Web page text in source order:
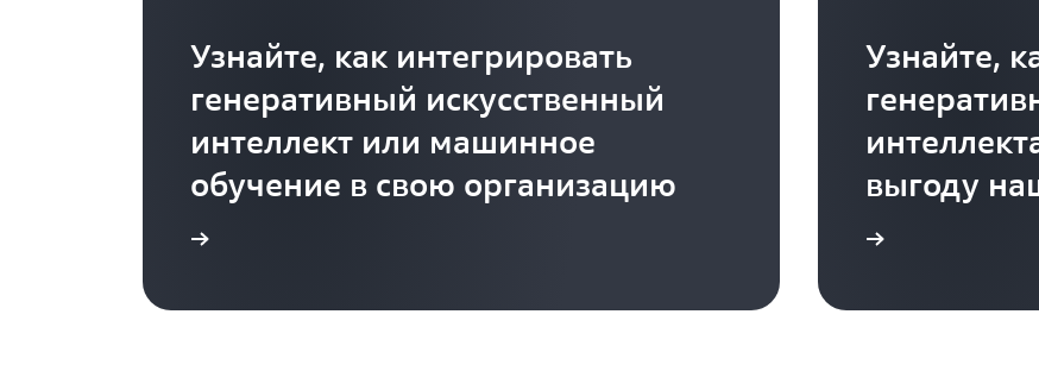
Узнайте, как интегрировать
генеративный искусственный
интеллект или машинное
обучение в свою организацию
Узнайте,
выгоду